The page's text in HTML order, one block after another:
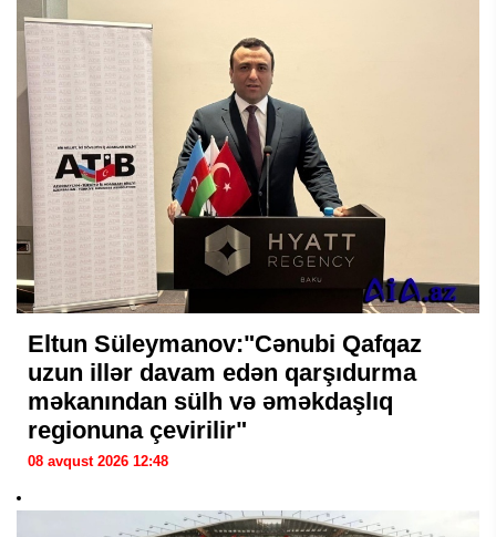
Eltun Süleymanov:"Cənubi Qafqaz
uzun illər davam edən qarşıdurma
məkanından sülh və əməkdaşlıq
regionuna çevirilir"
08 avqust 2026 12:48